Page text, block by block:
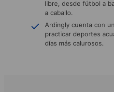
libre, desde fútbol a
a caballo.
Ardingly cuenta con
practicar deportes
días más calurosos.